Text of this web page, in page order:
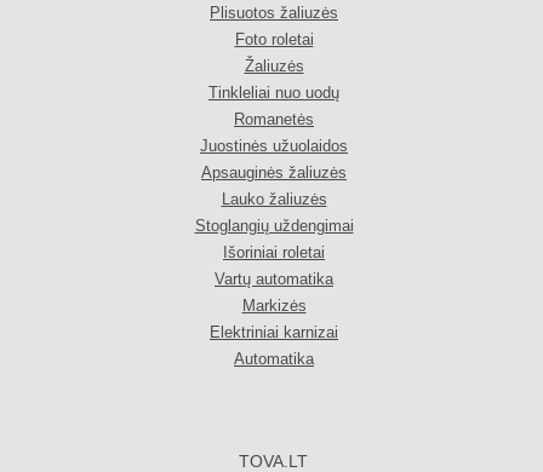
Plisuotos žaliuzės
Foto roletai
Žaliuzės
Tinkleliai nuo uodų
Romanetės
Juostinės užuolaidos
Apsauginės žaliuzės
Lauko žaliuzės
Stoglangių uždengimai
Išoriniai roletai
Vartų automatika
Markizės
Elektriniai karnizai
Automatika
TOVA.LT